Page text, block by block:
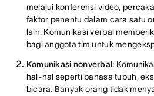
melalui konferensi video,
faktor penentu dalam cara satu
lain. Komunikasi verbal
bagi anggota tim untuk
Komunikasi nonverbal:
hal-hal seperti bahasa tubuh,
bicara. Banyak orang tidak